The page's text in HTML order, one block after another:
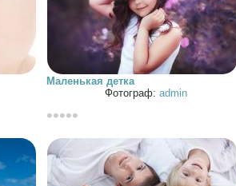
Маленькая детка
Фотограф: admin